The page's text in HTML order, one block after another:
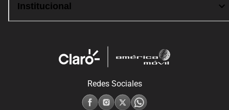
Institucional
Redes Sociales